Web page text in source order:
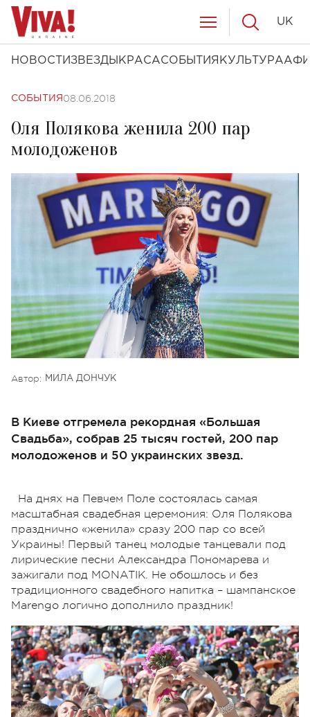
НОВОСТИ ЗВЕЗДЫ КРАСАСОБЫТИЯ КУЛЬТУРА
UK
СОБЫТИЯ 08.06.2018
Оля Полякова женила 200 пар
молодоженов
Автор: МИЛА ДОНЧУК
В Киеве отгремела рекордная «Большая
Свадьба», собрав 25 тысяч гостей, 200 пар
молодоженов и 50 украинских звезд.
На днях на Певчем Поле состоялась самая
масштабная свадебная церемония: Оля Полякова
празднично «женила» сразу 200 пар со всей
Украины! Первый танец молодые танцевали под
лирические песни Александра Пономарева и
зажигали под MONATIK. Не обошлось и без
традиционного свадебного напитка – шампанское
Marengo логично дополнило праздник!